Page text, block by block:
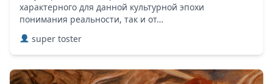
характерного для данной культурной эпохи
понимания реальности, так и от…
super toster